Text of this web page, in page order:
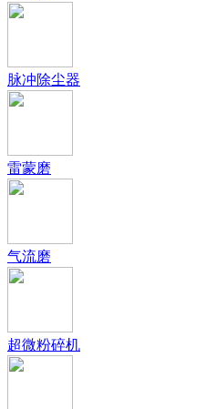
脉冲除尘器
雷蒙磨
气流磨
超微粉碎机